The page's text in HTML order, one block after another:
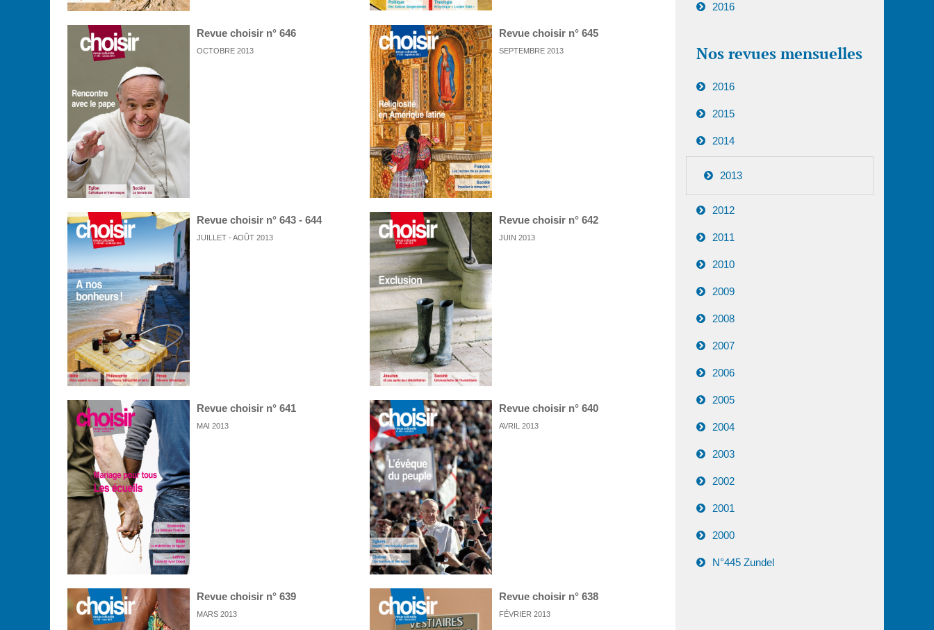
Revue choisir n° 646
OCTOBRE 2013
Revue choisir n° 645
SEPTEMBRE 2013
Revue choisir n° 643 - 644
JUILLET - AOÛT 2013
Revue choisir n° 642
JUIN 2013
Revue choisir n° 641
MAI 2013
Revue choisir n° 640
AVRIL 2013
Revue choisir n° 639
MARS 2013
Revue choisir n° 638
FÉVRIER 2013
2016
Nos revues mensuelles
2016
2015
2014
2013
2012
2011
2010
2009
2008
2007
2006
2005
2004
2003
2002
2001
2000
N°445 Zundel